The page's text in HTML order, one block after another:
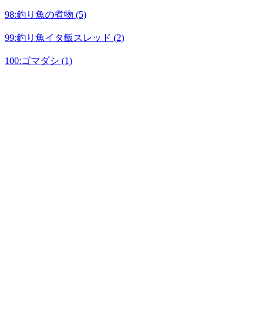
98:釣り魚の煮物 (5)
99:釣り魚イタ飯スレッド (2)
100:ゴマダシ (1)